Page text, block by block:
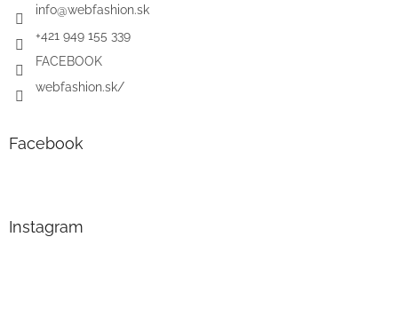
info@webfashion.sk
+421 949 155 339
FACEBOOK
webfashion.sk/
Facebook
Instagram